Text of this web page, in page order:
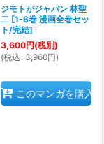
ジモトがジャパン 林聖
二 [1-6巻 漫画全巻セッ
ト/完結]
3,600円(税別)
(税込 : 3,960円)
このマンガを購入